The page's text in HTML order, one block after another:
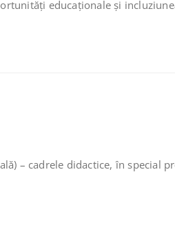
educaționale şi
– cadrele didactice, în special